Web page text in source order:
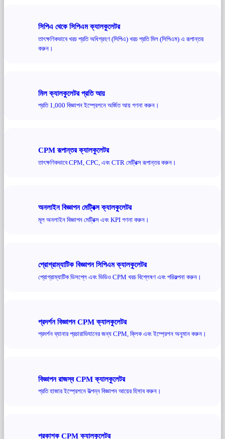
সিপিএ থেকে সিপিএম ক্যালকুলেটর
তাৎক্ষণিকভাবে খরচ প্রতি অধিগ্রহণ (সিপিএ) খরচ প্রতি মিল (সিপিএম) এ রূপান্তর
করুন।
মিল ক্যালকুলেটর প্রতি আয়
প্রতি 1,000 বিজ্ঞাপন ইম্প্রেশনে অর্জিত আয় গণনা করুন।
CPM রূপান্তর ক্যালকুলেটর
তাৎক্ষণিকভাবে CPM, CPC, এবং CTR মেট্রিক্স রূপান্তর করুন।
অনলাইন বিজ্ঞাপন মেট্রিক্স ক্যালকুলেটর
মূল অনলাইন বিজ্ঞাপন মেট্রিক্স এবং KPI গণনা করুন।
প্রোগ্রাম্যাটিক বিজ্ঞাপন সিপিএম ক্যালকুলেটর
প্রোগ্রাম্যাটিক ডিসপ্লে এবং ভিডিও CPM খরচ বিশ্লেষণ এবং পরিকল্পনা করুন।
প্রদর্শন বিজ্ঞাপন CPM ক্যালকুলেটর
প্রদর্শন ব্যানার প্রচারাভিযানের জন্য CPM, ক্লিক এবং ইম্প্রেশন অনুমান করুন।
বিজ্ঞাপন রাজস্ব CPM ক্যালকুলেটর
প্রতি হাজার ইম্প্রেশনে উত্পন্ন বিজ্ঞাপন আয়ের হিসাব করুন।
প্রকাশক CPM ক্যালকুলেটর